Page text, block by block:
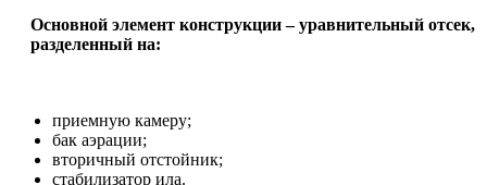
Основной элемент конструкции – уравнительный отсек,
разделенный на:
приемную камеру;
бак аэрации;
вторичный отстойник;
стабилизатор ила.